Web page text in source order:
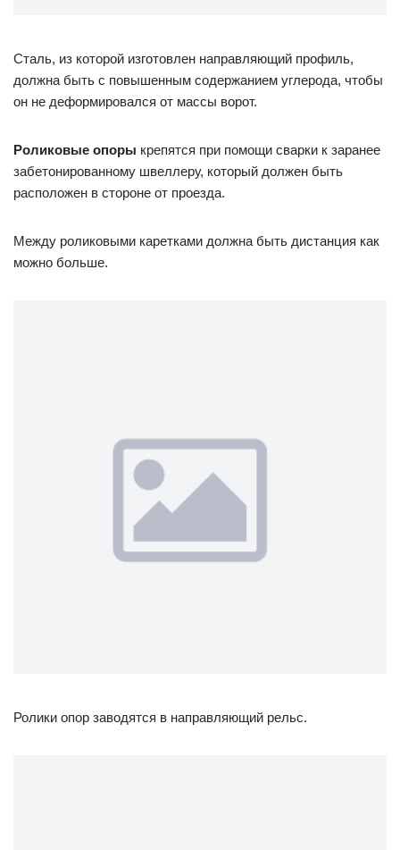
Сталь, из которой изготовлен направляющий профиль,
должна быть с повышенным содержанием углерода, чтобы
он не деформировался от массы ворот.
Роликовые опоры крепятся при помощи сварки к заранее
забетонированному швеллеру, который должен быть
расположен в стороне от проезда.
Между роликовыми каретками должна быть дистанция как
можно больше.
Ролики опор заводятся в направляющий рельс.